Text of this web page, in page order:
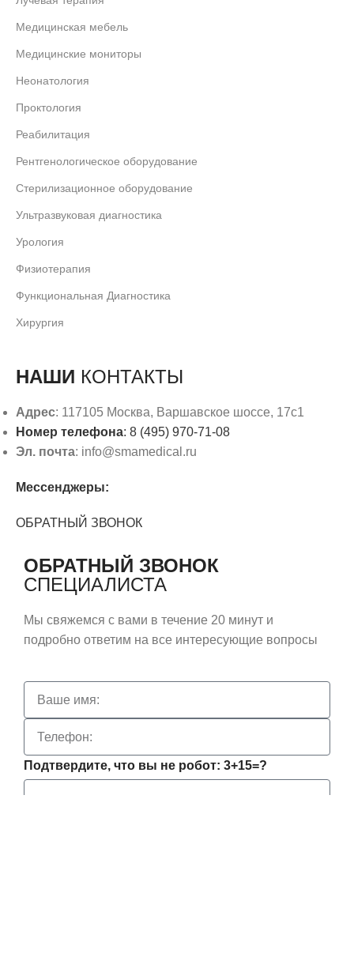
Медицинская мебель
Медицинские мониторы
Неонатология
Проктология
Реабилитация
Рентгенологическое оборудование
Стерилизационное оборудование
Ультразвуковая диагностика
Урология
Физиотерапия
Функциональная Диагностика
Хирургия
НАШИ КОНТАКТЫ
Адрес: 117105 Москва, Варшавское шоссе, 17с1
Номер телефона: 8 (495) 970-71-08
Эл. почта: info@smamedical.ru
Мессенджеры:
ОБРАТНЫЙ ЗВОНОК
ОБРАТНЫЙ ЗВОНОК
СПЕЦИАЛИСТА
Мы свяжемся с вами в течение 20 минут и
подробно ответим на все интересующие вопросы
Подтвердите, что вы не робот: 3+15=?